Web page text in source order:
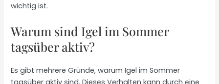
wichtig ist.
Warum sind Igel im Sommer
tagsüber aktiv?
Es gibt mehrere Gründe, warum Igel im Sommer
tagsüber aktiv sind. Dieses Verhalten kann durch eine